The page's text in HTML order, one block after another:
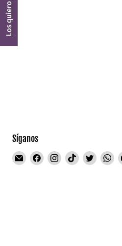
Síganos
Encuéntrenos
Encuéntrenos
Encuéntrenos
Encuéntrenos
Los quiero